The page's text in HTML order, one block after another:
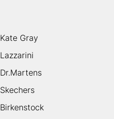
Kate Gray
Lazzarini
Dr.Martens
Skechers
Birkenstock